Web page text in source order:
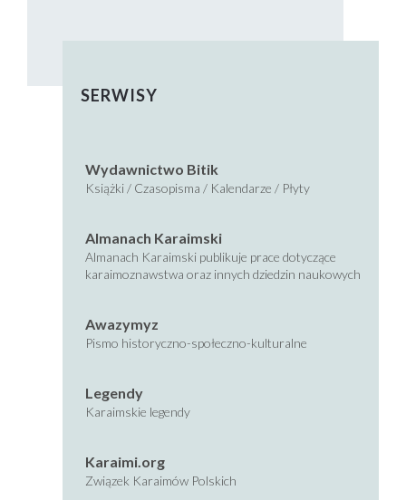
SERWISY
Wydawnictwo Bitik
Książki / Czasopisma / Kalendarze / Płyty
Almanach Karaimski
Almanach Karaimski publikuje prace dotyczące
karaimoznawstwa oraz innych dziedzin naukowych
Awazymyz
Pismo historyczno-społeczno-kulturalne
Legendy
Karaimskie legendy
Karaimi.org
Związek Karaimów Polskich